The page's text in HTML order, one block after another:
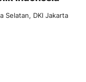
Selatan, DKI Jakarta